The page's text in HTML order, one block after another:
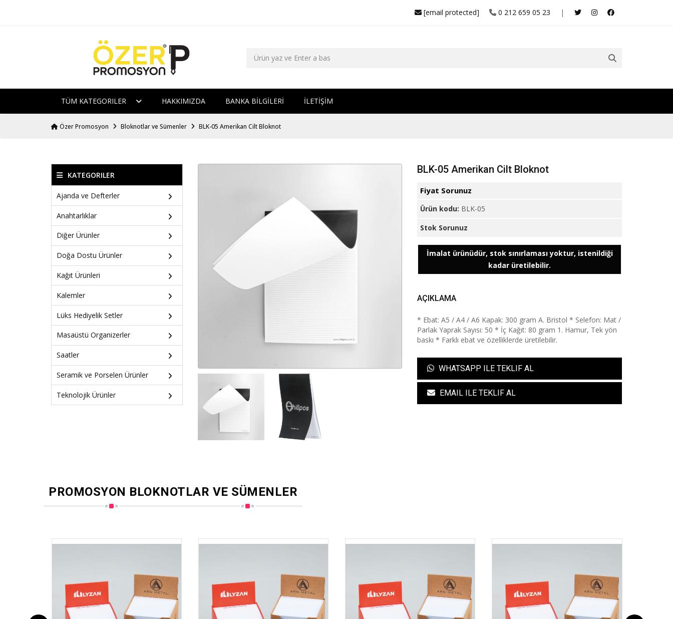
|
0 212 659 05 23
[email protected]
TÜM KATEGORILER HAKKIMIZDA BANKA BİLGİLERİ İLETİŞİM
Özer Promosyon Bloknotlar ve Sümenler BLK-05 Amerikan Cilt Bloknot
KATEGORILER
Ajanda ve Defterler
Anahtarlıklar
Diğer Ürünler
Doğa Dostu Ürünler
Kağıt Ürünleri
Kalemler
Lüks Hediyelik Setler
Masaüstü Organizerler
Saatler
Seramik ve Porselen Ürünler
Teknolojik Ürünler
BLK-05 Amerikan Cilt Bloknot
Fiyat Sorunuz
Ürün kodu: BLK-05
Stok Sorunuz
İmalat ürünüdür, stok sınırlaması yoktur, istenildiği
kadar üretilebilir.
AÇIKLAMA
* Ebat: A5 / A4 / A6 Kapak: 300 gram A. Bristol * Selefon: Mat /
Parlak Yaprak Sayısı: 50 * İç Kağıt: 80 gram 1. Hamur, Tek yön
baskı * Farklı ebat ve özelliklerde üretilebilir.
WHATSAPP ILE TEKLIF AL
EMAIL ILE TEKLIF AL
PROMOSYON BLOKNOTLAR VE SÜMENLER